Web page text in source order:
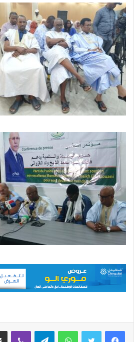
واتساب تيلقرام ڤايبر